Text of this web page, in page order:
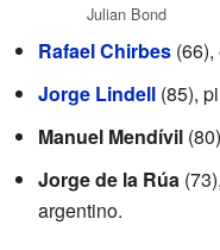
Julian Bond
Rafael Chirbes
Jorge Lindell (85),
Manuel Mendívil
Jorge de la Rúa
argentino.